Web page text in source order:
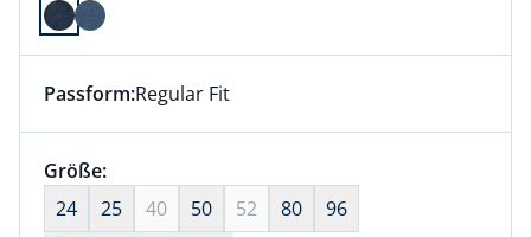
Farbe Blue Stoned ausgewählt
Dieser Artikel hat die Passform Regular Fit. für
Passform:Regular Fit
Größenauswahl:
Größe:nichts ausgewählt
24
25 40 50 52 80
96